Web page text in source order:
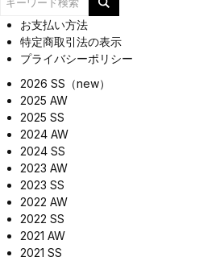
お支払い方法
特定商取引法の表示
プライバシーポリシー
2026 SS（new）
2025 AW
2025 SS
2024 AW
2024 SS
2023 AW
2023 SS
2022 AW
2022 SS
2021 AW
2021 SS